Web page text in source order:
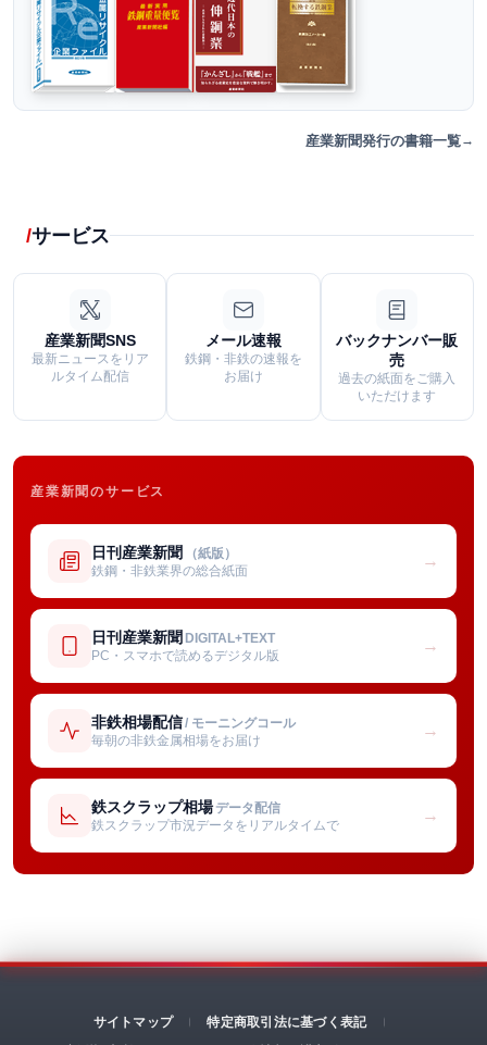
産業新聞発行の書籍一覧
サービス
産業新聞SNS
最新ニュースをリア
ルタイム配信
メール速報
鉄鋼・非鉄の速報を
お届け
バックナンバー販
売
過去の紙面をご購入
いただけます
産業新聞のサービス
日刊産業新聞 （紙版）
鉄鋼・非鉄業界の総合紙面
→
日刊産業新聞 DIGITAL+TEXT
PC・スマホで読めるデジタル版
→
非鉄相場配信/ モーニングコール
毎朝の非鉄金属相場をお届け
→
鉄スクラップ相場 データ配信
鉄スクラップ市況データをリアルタイムで
→
サイトマップ
特定商取引法に基づく表記